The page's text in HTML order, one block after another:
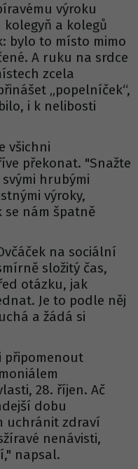
výroku
a kolegů
bylo to místo mimo
A ruku na srdce
zcela
„popelníček“,
i k nelibosti
všichni
překonat. "Snažte
hrubými
výroky,
se nám špatně
na sociální
složitý čas,
otázku, jak
Je to podle něj
a žádá si
připomenout
28. říjen. Ač
dobu
uchránit zdraví
nenávisti,
napsal.